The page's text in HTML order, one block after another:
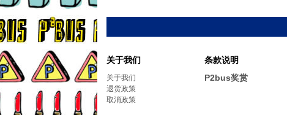
关于我们
关于我们
退货政策
取消政策
条款说明
P2bus奖赏